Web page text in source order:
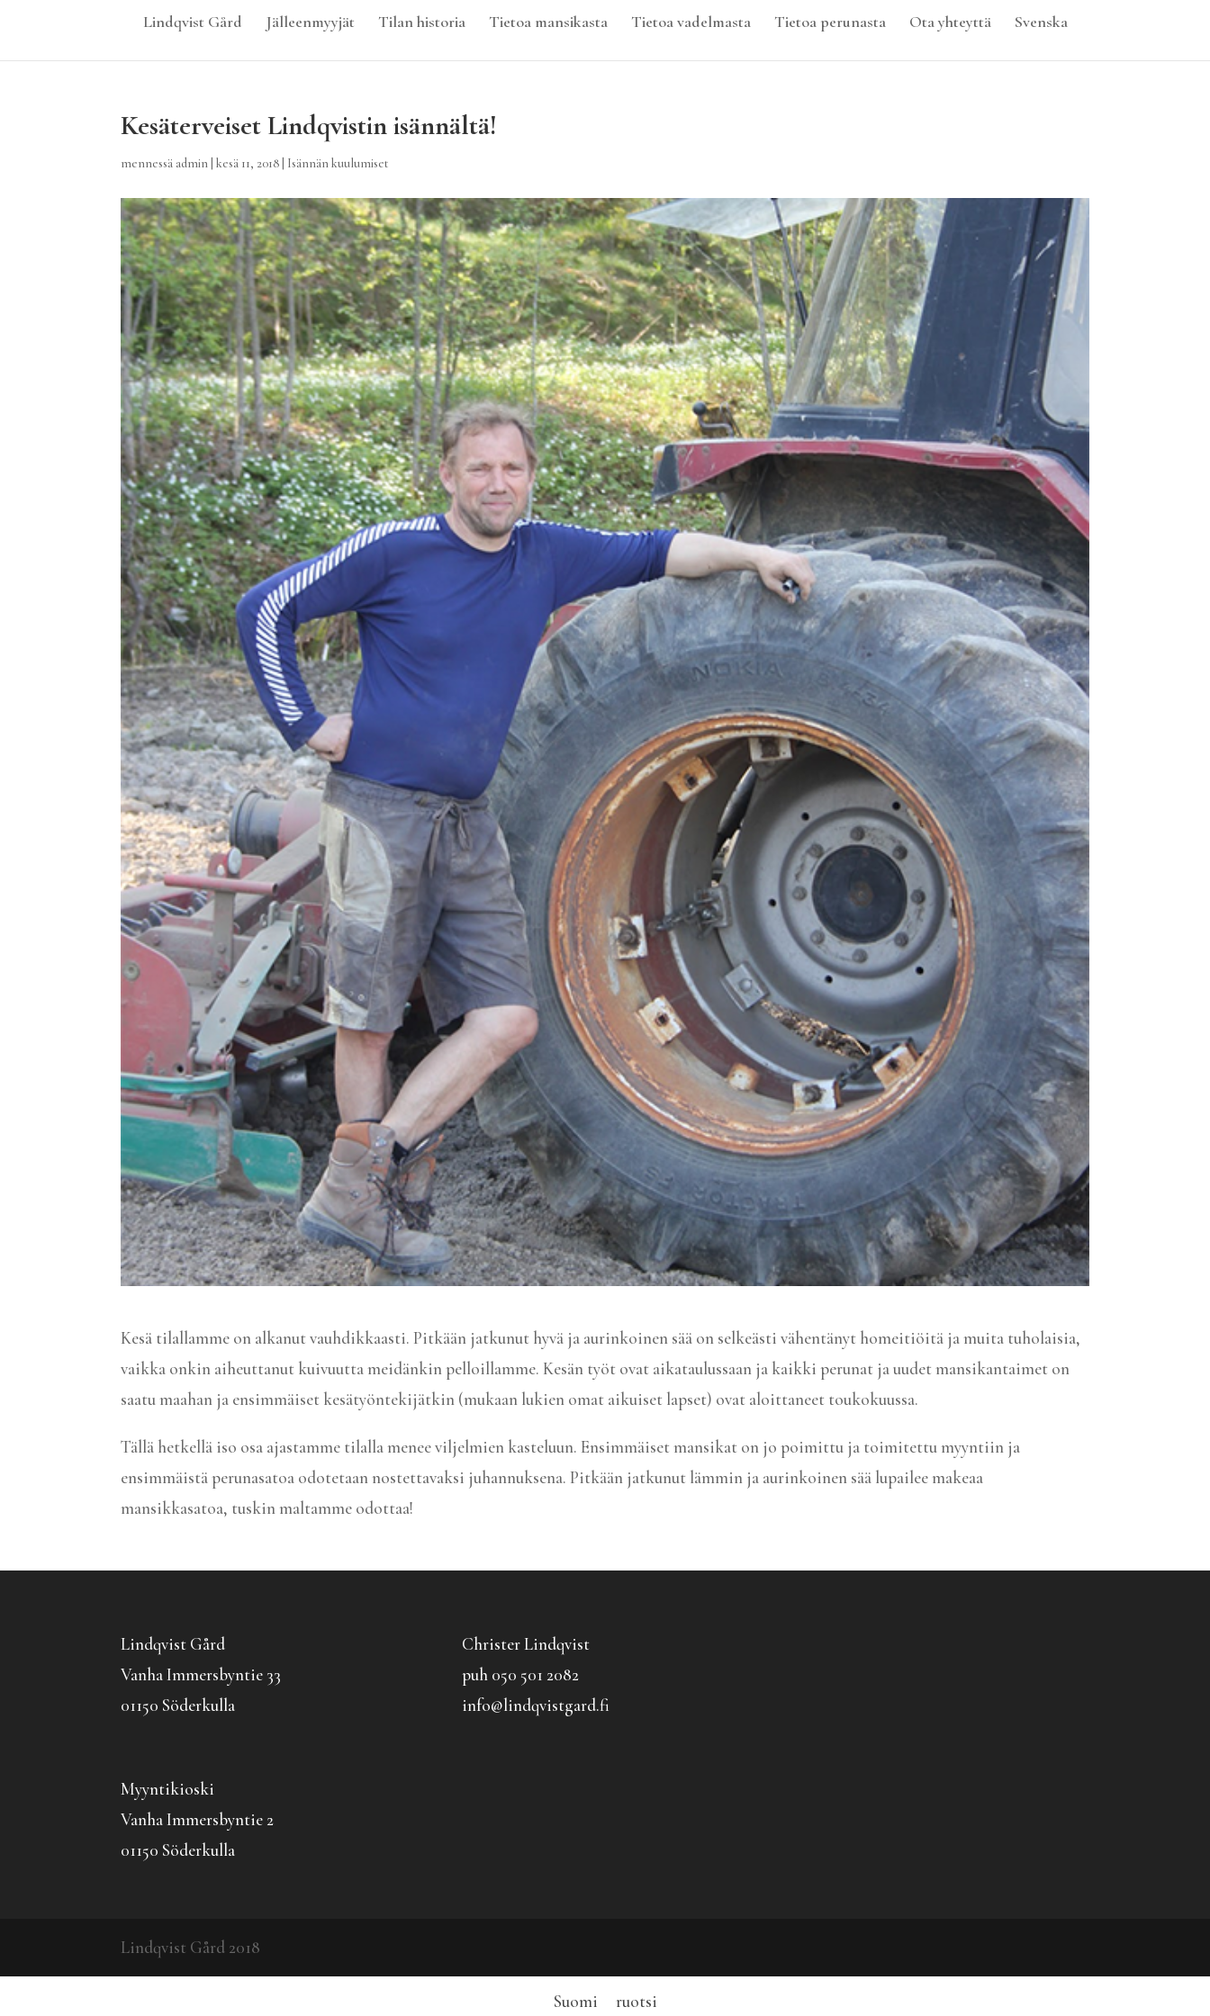
Lindqvist Gård Jälleenmyyjät Tilan historia Tietoa mansikasta Tietoa vadelmasta Tietoa perunasta Ota yhteyttä Svenska
Kesäterveiset Lindqvistin isännältä!
mennessä admin |kesä 11, 2018 Isännän kuulumiset
Kesä tilallamme on alkanut vauhdikkaasti. Pitkään jatkunut hyvä ja aurinkoinen sää on selkeästi vähentänyt homeitiöitä ja muita tuholaisia,
vaikka onkin aiheuttanut kuivuutta meidänkin pelloillamme. Kesän työt ovat aikataulussaan ja kaikki perunat ja uudet mansikantaimet on
saatu maahan ja ensimmäiset kesätyöntekijätkin (mukaan lukien omat aikuiset lapset) ovat aloittaneet toukokuussa.
Tällä hetkellä iso osa ajastamme tilalla menee viljelmien kasteluun. Ensimmäiset mansikat on jo poimittu ja toimitettu myyntiin ja
ensimmäistä perunasatoa odotetaan nostettavaksi juhannuksena. Pitkään jatkunut lämmin ja aurinkoinen sää lupailee makeaa
mansikkasatoa, tuskin maltamme odottaa!
Lindqvist Gård
Vanha Immersbyntie 33
01150 Söderkulla
Myyntikioski
Vanha Immersbyntie 2
01150 Söderkulla
Christer Lindqvist
puh 050 501 2082
info@lindqvistgard.fi
Lindqvist Gård 2018
Suomi ruotsi